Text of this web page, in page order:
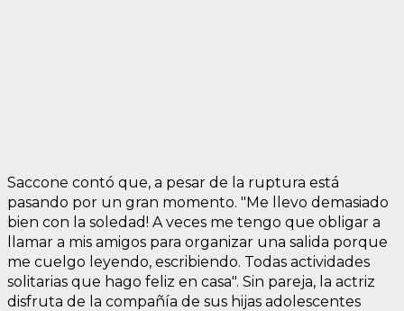
Saccone contó que, a pesar de la ruptura está
pasando por un gran momento. "Me llevo demasiado
bien con la soledad! A veces me tengo que obligar a
llamar a mis amigos para organizar una salida porque
me cuelgo leyendo, escribiendo. Todas actividades
solitarias que hago feliz en casa". Sin pareja, la actriz
disfruta de la compañía de sus hijas adolescentes